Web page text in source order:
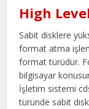
High
Sabit disklere
format atma
format türüdür.
bilgisayar
İşletim sistemi
türünde sabit